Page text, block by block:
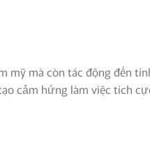
mỹ mà còn tác động đến
cảm hứng làm việc tích